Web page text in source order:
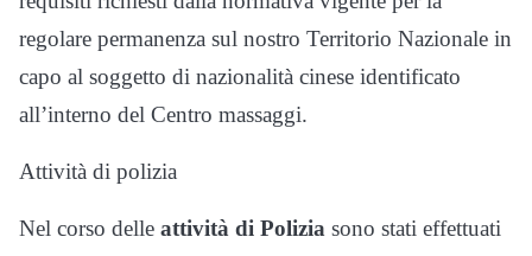
regolare permanenza sul nostro Territorio Nazionale in
capo al soggetto di nazionalità cinese identificato
all’interno del Centro massaggi.
Attività di polizia
Nel corso delle attività di Polizia sono stati effettuati